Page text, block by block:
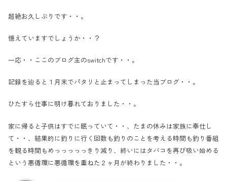
超絶お久しぶりです・・。
憶えていますでしょうか・・？
一応・・ここのブログ主のswitchです・・。
記録を辿ると１月末でパタリと止まってしまった当ブログ・・。
ひたすら仕事に明け暮れておりました・・。
家に帰ると子供はすでに眠っていて・・、たまの休みは家族に奉仕し
て・・、結果的に釣りに行く回数も釣りのことを考える時間も釣り番組
を観る時間もめっっっっっきり減り、終いにはタバコを再び吸い始める
という悪循環に悪循環を重ねた２ヶ月が終わりました・・。